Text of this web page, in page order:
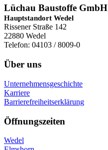
Lüchau Baustoffe GmbH
Hauptstandort Wedel
Rissener Straße 142
22880 Wedel
Telefon: 04103 / 8009-0
Über uns
Unternehmensgeschichte
Karriere
Barrierefreiheitserklärung
Öffnungszeiten
Wedel